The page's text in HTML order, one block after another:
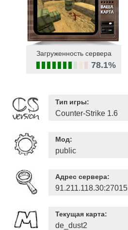
Загруженность сервера
78.1%
Тип игры:
Counter-Strike 1.6
Мод:
public
Адрес сервера:
91.211.118.30:27015
Текущая карта:
de_dust2